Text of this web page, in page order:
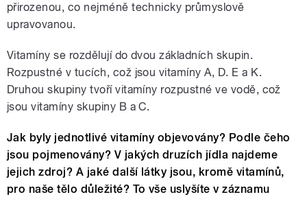
přirozenou, co nejméně technicky průmyslově
upravovanou.
Vitamíny se rozdělují do dvou základních skupin.
Rozpustné v tucích, což jsou vitamíny A, D. E a K.
Druhou skupiny tvoří vitamíny rozpustné ve vodě, což
jsou vitamíny skupiny B a C.
Jak byly jednotlivé vitamíny objevovány? Podle čeho
jsou pojmenovány? V jakých druzích jídla najdeme
jejich zdroj? A jaké další látky jsou, kromě vitamínů,
pro naše tělo důležité? To vše uslyšíte v záznamu